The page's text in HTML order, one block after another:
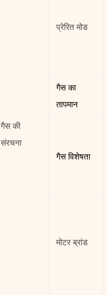
प्रेरित मोड
गैस की
संरचना
गैस का
तापमान
गैस विशेषता
मोटर ब्रांड